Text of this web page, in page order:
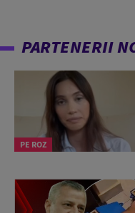
PARTENERII
PE ROZ